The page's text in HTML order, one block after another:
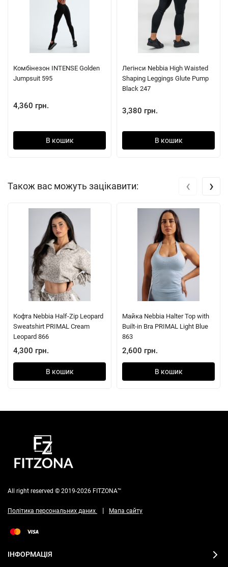
Комбінезон INTENSE Golden
Jumpsuit 595
4,360 грн.
В кошик
Легінси Nebbia High Waisted
Shaping Leggings Glute Pump
Black 247
3,380 грн.
В кошик
Також вас можуть зацікавити:
Кофта Nebbia Half-Zip Leopard
Sweatshirt PRIMAL Cream
Leopard 866
4,300 грн.
В кошик
Майка Nebbia Halter Top with
Built-in Bra PRIMAL Light Blue
863
2,600 грн.
В кошик
‹ ›
All right reserved © 2019-2026 FITZONA™
Політика персональних даних | Мапа сайту
ІНФОРМАЦІЯ